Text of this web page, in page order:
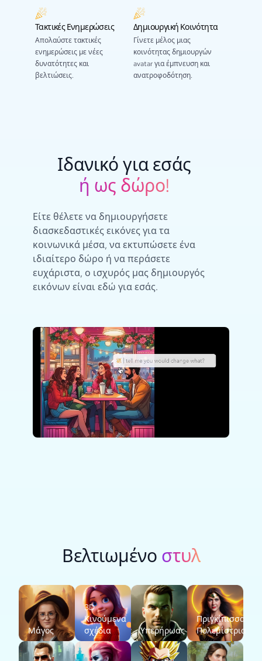
Τακτικές Ενημερώσεις
Απολαύστε τακτικές
ενημερώσεις με νέες
δυνατότητες και
βελτιώσεις.
Δημιουργική Κοινότητα
Γίνετε μέλος μιας
κοινότητας δημιουργών
avatar για έμπνευση και
ανατροφοδότηση.
Ιδανικό για εσάς
ή ως δώρο!
Είτε θέλετε να δημιουργήσετε
διασκεδαστικές εικόνες για τα
κοινωνικά μέσα, να εκτυπώσετε ένα
ιδιαίτερο δώρο ή να περάσετε
ευχάριστα, ο ισχυρός μας δημιουργός
εικόνων είναι εδώ για εσάς.
Βελτιωμένο στυλ
Μάγος
3D
Κινούμενα
σχέδια
Υπερήρωας
Πριγκίπισσα
Πολεμίστρια